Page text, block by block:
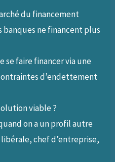
du financement
ne financent plus
se faire financer via une
d’endettement
viable ?
on a un profil autre
chef d’entreprise,